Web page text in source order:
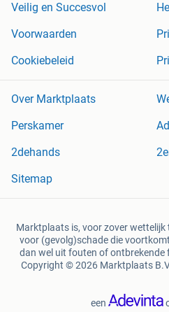
Veilig en Succesvol
Voorwaarden
Cookiebeleid
Over Marktplaats
Perskamer
2dehands
Sitemap
Marktplaats is, voor zover
voor (gevolg)schade die
dan wel uit fouten of ontbrekende
Copyright © 2026 Marktplaats
een